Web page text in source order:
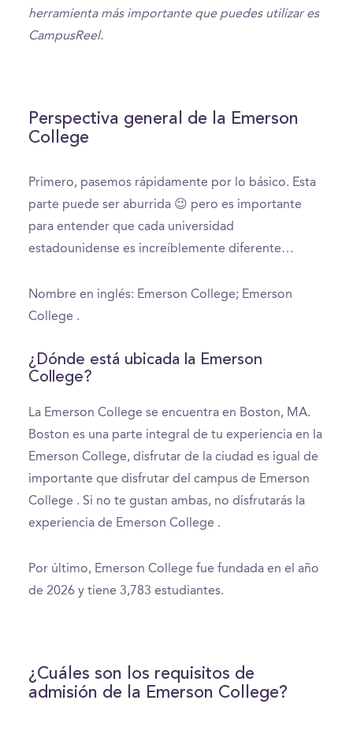
herramienta más importante que puedes utilizar es
CampusReel.
Perspectiva general de la Emerson
College
Primero, pasemos rápidamente por lo básico. Esta
parte puede ser aburrida 😉 pero es importante
para entender que cada universidad
estadounidense es increíblemente diferente…
Nombre en inglés: Emerson College; Emerson
College .
¿Dónde está ubicada la Emerson
College?
La Emerson College se encuentra en Boston, MA.
Boston es una parte integral de tu experiencia en la
Emerson College, disfrutar de la ciudad es igual de
importante que disfrutar del campus de Emerson
College . Si no te gustan ambas, no disfrutarás la
experiencia de Emerson College .
Por último, Emerson College fue fundada en el año
de 2026 y tiene 3,783 estudiantes.
¿Cuáles son los requisitos de
admisión de la Emerson College?